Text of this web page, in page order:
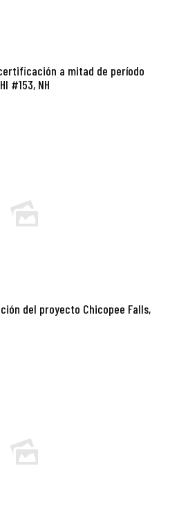
a mitad de período
#153, NH
del proyecto Chicopee Falls,